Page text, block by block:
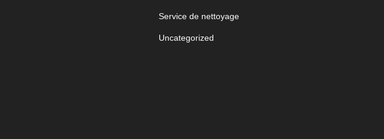
Service de nettoyage
Uncategorized